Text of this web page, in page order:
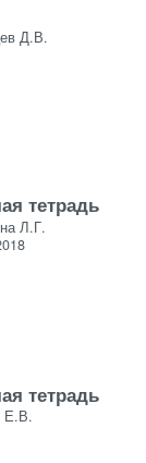
Д.В.
тетрадь
Л.Г.
тетрадь
Е.В.